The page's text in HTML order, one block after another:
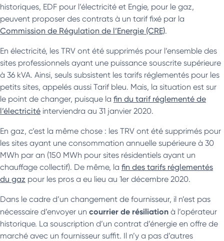
historiques, EDF pour l’électricité et Engie, pour le gaz,
peuvent proposer des contrats à un tarif fixé par la
Commission de Régulation de l’Energie (CRE).
En électricité, les TRV ont été supprimés pour l’ensemble des
sites professionnels ayant une puissance souscrite supérieure
à 36 kVA. Ainsi, seuls subsistent les tarifs réglementés pour les
petits sites, appelés aussi Tarif bleu. Mais, la situation est sur
le point de changer, puisque la fin du tarif réglementé de
l’électricité interviendra au 31 janvier 2020.
En gaz, c’est la même chose : les TRV ont été supprimés pour
les sites ayant une consommation annuelle supérieure à 30
MWh par an (150 MWh pour sites résidentiels ayant un
chauffage collectif). De même, la fin des tarifs réglementés
du gaz pour les pros a eu lieu au 1er décembre 2020.
Dans le cadre d’un changement de fournisseur, il n’est pas
nécessaire d’envoyer un courrier de résiliation à l’opérateur
historique. La souscription d’un contrat d’énergie en offre de
marché avec un fournisseur suffit. Il n’y a pas d’autres